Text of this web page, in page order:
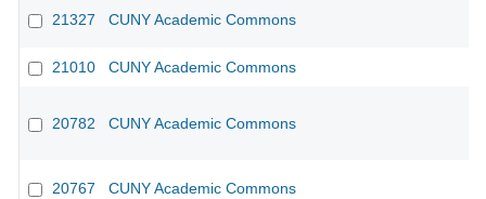
21327 CUNY Academic Commons
21010 CUNY Academic Commons
20782 CUNY Academic Commons
20767 CUNY Academic Commons